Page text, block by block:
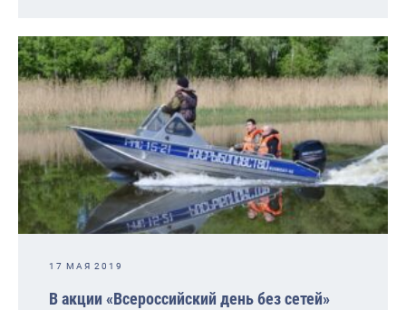
17 МАЯ 2019
В акции «Всероссийский день без сетей»